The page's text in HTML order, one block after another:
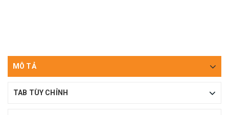
MÔ TẢ
TAB TÙY CHỈNH